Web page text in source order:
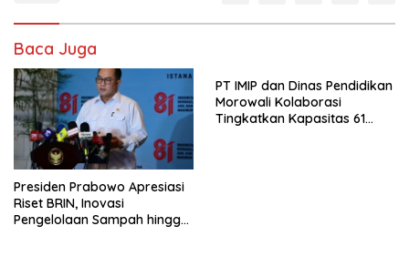
Baca Juga
Presiden Prabowo Apresiasi
Riset BRIN, Inovasi
Pengelolaan Sampah hingga
PT IMIP dan Dinas Pendidikan
Morowali Kolaborasi
Tingkatkan Kapasitas 61